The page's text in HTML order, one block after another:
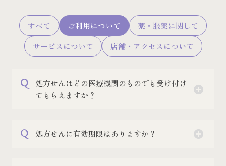
すべて ご利用について
薬・服薬に関して
サービスについて
店舗・アクセスについて
処方せんはどの医療機関のものでも受け付け
てもらえますか？
処方せんに有効期限はありますか？